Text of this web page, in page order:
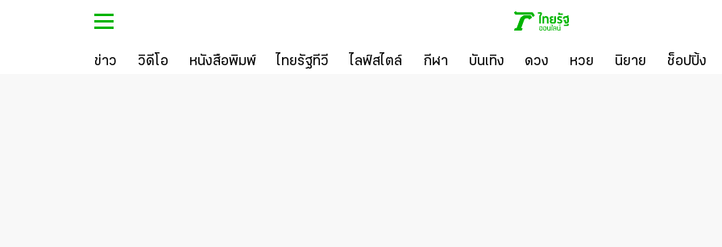
ข่าว วิดีโอ หนังสือพิมพ์ ไทยรัฐทีวี ไลฟ์สไตล์ กีฬา บันเทิง ดวง หวย นิยาย ช็อปปิ้ง